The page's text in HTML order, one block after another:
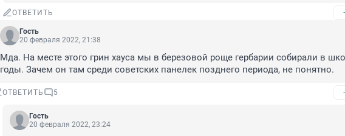
ОТВЕТИТЬ
Гость
20 февраля 2022, 21:38
Мда. На месте этого грин хауса мы в березовой роще гербарии собирали в
годы. Зачем он там среди советских панелек позднего периода, не понятно.
ОТВЕТИТЬ 5
Гость
20 февраля 2022, 23:24